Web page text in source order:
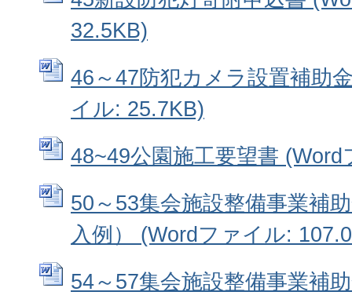
32.5KB)
46～47防犯カメラ設置補助
イル: 25.7KB)
48~49公園施工要望書
50～53集会施設整備事業補
入例） (Wordファイル:
54～57集会施設整備事業補